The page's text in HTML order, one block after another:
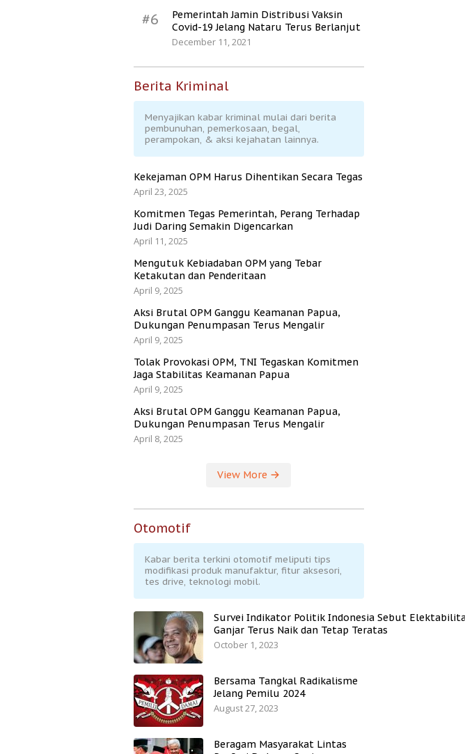
#6
Pemerintah Jamin Distribusi Vaksin
Covid-19 Jelang Nataru Terus Berlanjut
December 11, 2021
Berita Kriminal
Menyajikan kabar kriminal mulai dari berita
pembunuhan, pemerkosaan, begal,
perampokan, & aksi kejahatan lainnya.
Kekejaman OPM Harus Dihentikan Secara Tegas
April 23, 2025
Komitmen Tegas Pemerintah, Perang Terhadap
Judi Daring Semakin Digencarkan
April 11, 2025
Mengutuk Kebiadaban OPM yang Tebar
Ketakutan dan Penderitaan
April 9, 2025
Aksi Brutal OPM Ganggu Keamanan Papua,
Dukungan Penumpasan Terus Mengalir
April 9, 2025
Tolak Provokasi OPM, TNI Tegaskan Komitmen
Jaga Stabilitas Keamanan Papua
April 9, 2025
Aksi Brutal OPM Ganggu Keamanan Papua,
Dukungan Penumpasan Terus Mengalir
April 8, 2025
View More
Otomotif
Kabar berita terkini otomotif meliputi tips
modifikasi produk manufaktur, fitur aksesori,
tes drive, teknologi mobil.
Survei Indikator Politik Indonesia Sebut
Ganjar Terus Naik dan Tetap Teratas
October 1, 2023
Bersama Tangkal Radikalisme
Jelang Pemilu 2024
August 27, 2023
Beragam Masyarakat Lintas